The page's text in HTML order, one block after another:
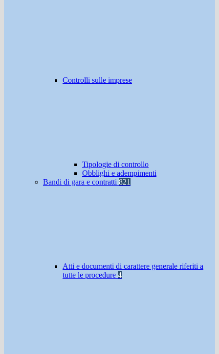
Controlli sulle imprese
Tipologie di controllo
Obblighi e adempimenti
Bandi di gara e contratti 821
Atti e documenti di carattere generale riferiti a
tutte le procedure 4